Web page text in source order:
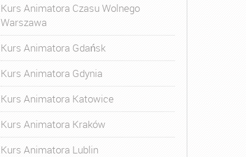
Kurs Animatora Czasu Wolnego
Warszawa
Kurs Animatora Gdańsk
Kurs Animatora Gdynia
Kurs Animatora Katowice
Kurs Animatora Kraków
Kurs Animatora Lublin